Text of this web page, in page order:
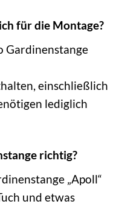
für die Montage?
Gardinenstange
einschließlich
lediglich
richtig?
„Apoll“
und etwas